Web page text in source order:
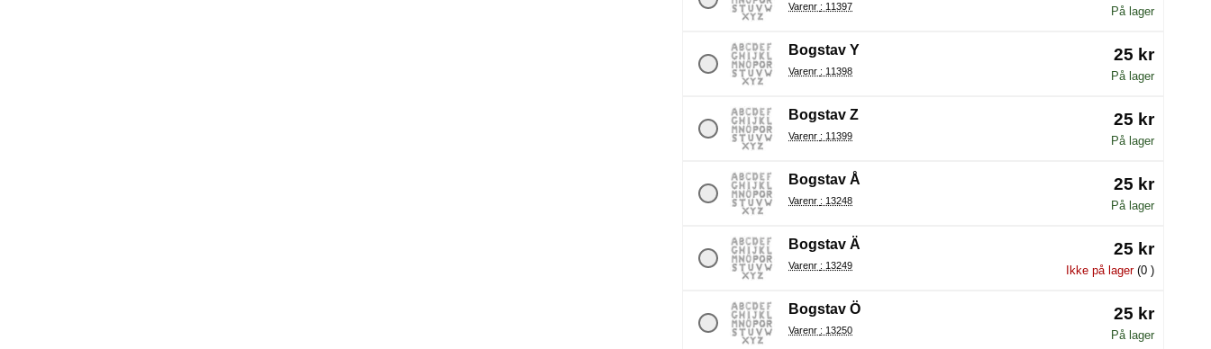
Varenr : 11397 På lager
Bogstav Y
Varenr : 11398
25 kr
På lager
Bogstav Z
Varenr : 11399
25 kr
På lager
Bogstav Å
Varenr : 13248
25 kr
På lager
Bogstav Ä
Varenr : 13249
25 kr
Ikke på lager(0 )
Bogstav Ö
Varenr : 13250
25 kr
På lager